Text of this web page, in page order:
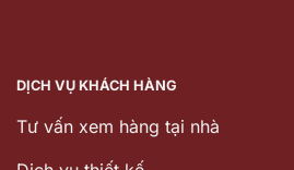
DỊCH VỤ KHÁCH HÀNG
Tư vấn xem hàng tại nhà